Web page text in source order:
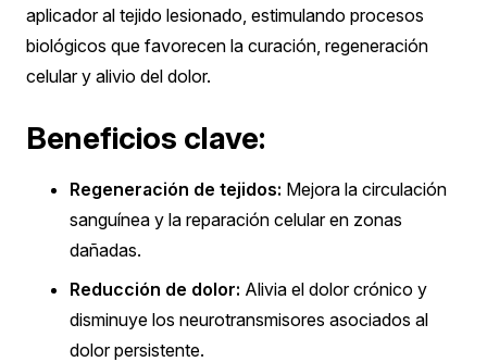
aplicador al tejido lesionado, estimulando procesos
biológicos que favorecen la curación, regeneración
celular y alivio del dolor.
Beneficios clave:
Regeneración de tejidos: Mejora la circulación
sanguínea y la reparación celular en zonas
dañadas.
Reducción de dolor: Alivia el dolor crónico y
disminuye los neurotransmisores asociados al
dolor persistente.